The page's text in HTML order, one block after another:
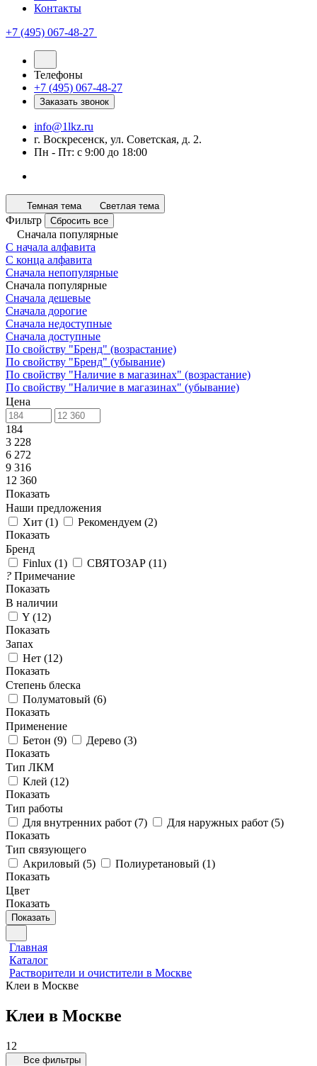
Контакты
+7 (495) 067-48-27
Телефоны
+7 (495) 067-48-27
Заказать звонок
info@1lkz.ru
г. Воскресенск, ул. Советская, д. 2.
Пн - Пт: с 9:00 до 18:00
Темная тема Светлая тема
Фильтр Сбросить все
Сначала популярные
С начала алфавита
С конца алфавита
Сначала непопулярные
Сначала популярные
Сначала дешевые
Сначала дорогие
Сначала недоступные
Сначала доступные
По свойству "Бренд" (возрастание)
По свойству "Бренд" (убывание)
По свойству "Наличие в магазинах" (возрастание)
По свойству "Наличие в магазинах" (убывание)
Цена
184
3 228
6 272
9 316
12 360
Показать
Наши предложения
Хит (1) Рекомендуем (2)
Показать
Бренд
Finlux (1) СВЯТОЗАР (11)
? Примечание
Показать
В наличии
Y (12)
Показать
Запах
Нет (12)
Показать
Степень блеска
Полуматовый (6)
Показать
Применение
Бетон (9) Дерево (3)
Показать
Тип ЛКМ
Клей (12)
Показать
Тип работы
Для внутренних работ (7) Для наружных работ (5)
Показать
Тип связующего
Акриловый (5) Полиуретановый (1)
Показать
Цвет
Показать
Показать
Главная
Каталог
Растворители и очистители в Москве
Клеи в Москве
Клеи в Москве
12
Все фильтры